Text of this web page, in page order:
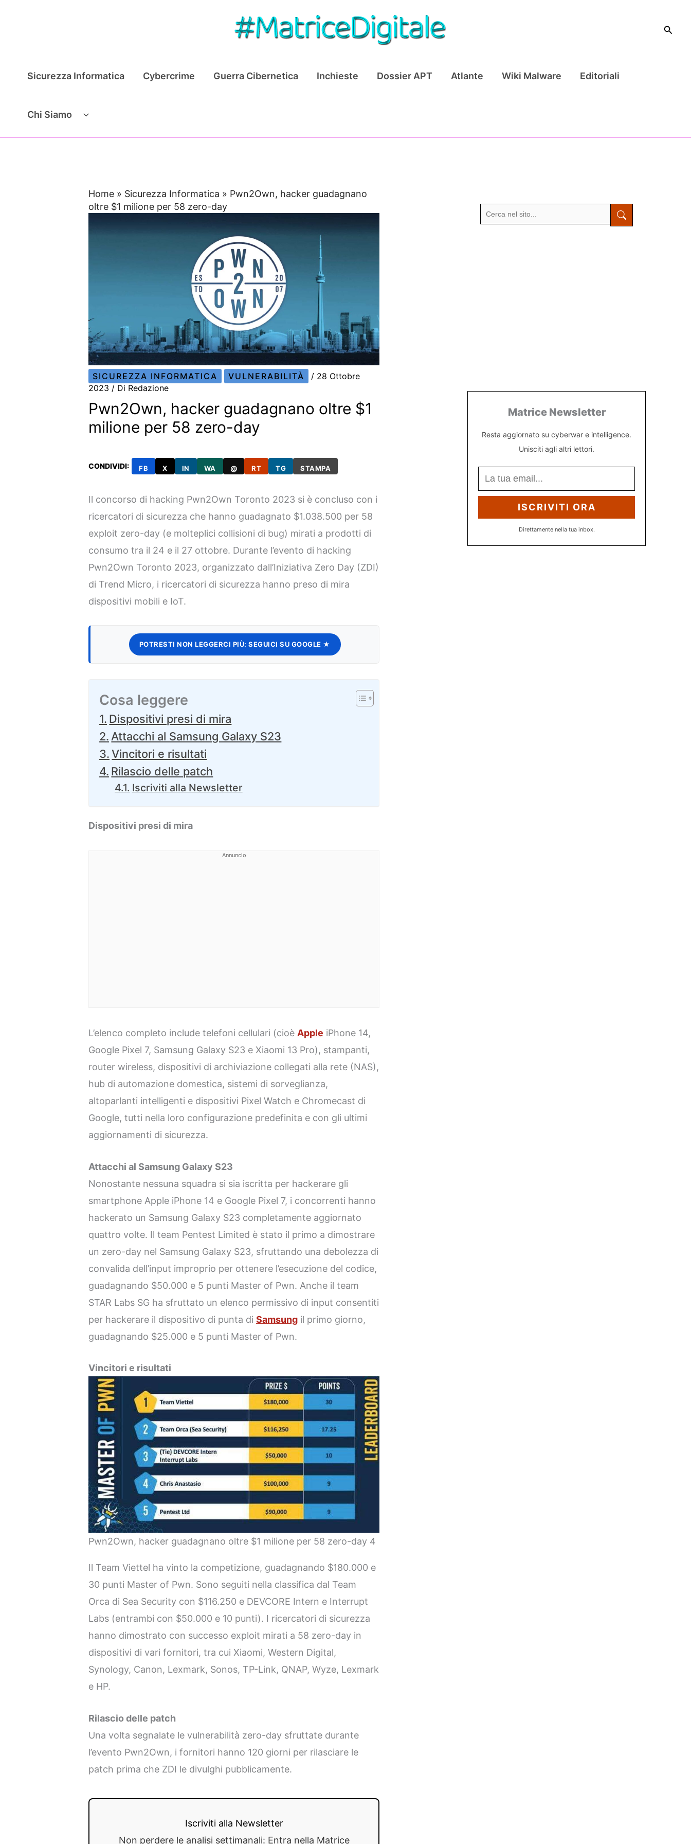
Cerca
Sicurezza Informatica Cybercrime Guerra Cibernetica Inchieste Dossier APT Atlante Wiki Malware Editoriali
Chi Siamo
Home » Sicurezza Informatica » Pwn2Own, hacker guadagnano
oltre $1 milione per 58 zero-day
SICUREZZA INFORMATICA VULNERABILITÀ / 28 Ottobre
2023 / Di Redazione
Pwn2Own, hacker guadagnano oltre $1
milione per 58 zero-day
CONDIVIDI: FB X IN WA @ RT TG STAMPA
Il concorso di hacking Pwn2Own Toronto 2023 si è concluso con i
ricercatori di sicurezza che hanno guadagnato $1.038.500 per 58
exploit zero-day (e molteplici collisioni di bug) mirati a prodotti di
consumo tra il 24 e il 27 ottobre. Durante l’evento di hacking
Pwn2Own Toronto 2023, organizzato dall’Iniziativa Zero Day (ZDI)
di Trend Micro, i ricercatori di sicurezza hanno preso di mira
dispositivi mobili e IoT.
POTRESTI NON LEGGERCI PIÙ: SEGUICI SU GOOGLE ★
Cosa leggere
Dispositivi presi di mira
Attacchi al Samsung Galaxy S23
Vincitori e risultati
Rilascio delle patch
Iscriviti alla Newsletter
Dispositivi presi di mira
Annuncio
L’elenco completo include telefoni cellulari (cioè Apple iPhone 14,
Google Pixel 7, Samsung Galaxy S23 e Xiaomi 13 Pro), stampanti,
router wireless, dispositivi di archiviazione collegati alla rete (NAS),
hub di automazione domestica, sistemi di sorveglianza,
altoparlanti intelligenti e dispositivi Pixel Watch e Chromecast di
Google, tutti nella loro configurazione predefinita e con gli ultimi
aggiornamenti di sicurezza.
Attacchi al Samsung Galaxy S23
Nonostante nessuna squadra si sia iscritta per hackerare gli
smartphone Apple iPhone 14 e Google Pixel 7, i concorrenti hanno
hackerato un Samsung Galaxy S23 completamente aggiornato
quattro volte. Il team Pentest Limited è stato il primo a dimostrare
un zero-day nel Samsung Galaxy S23, sfruttando una debolezza di
convalida dell’input improprio per ottenere l’esecuzione del codice,
guadagnando $50.000 e 5 punti Master of Pwn. Anche il team
STAR Labs SG ha sfruttato un elenco permissivo di input consentiti
per hackerare il dispositivo di punta diSamsung il primo giorno,
guadagnando $25.000 e 5 punti Master of Pwn.
Vincitori e risultati
Pwn2Own, hacker guadagnano oltre $1 milione per 58 zero-day 4
Il Team Viettel ha vinto la competizione, guadagnando $180.000 e
30 punti Master of Pwn. Sono seguiti nella classifica dal Team
Orca di Sea Security con $116.250 e DEVCORE Intern e Interrupt
Labs (entrambi con $50.000 e 10 punti). I ricercatori di sicurezza
hanno dimostrato con successo exploit mirati a 58 zero-day in
dispositivi di vari fornitori, tra cui Xiaomi, Western Digital,
Synology, Canon, Lexmark, Sonos, TP-Link, QNAP, Wyze, Lexmark
e HP.
Rilascio delle patch
Una volta segnalate le vulnerabilità zero-day sfruttate durante
l’evento Pwn2Own, i fornitori hanno 120 giorni per rilasciare le
patch prima che ZDI le divulghi pubblicamente.
Iscriviti alla Newsletter
Non perdere le analisi settimanali: Entra nella Matrice
Matrice Newsletter
Resta aggiornato su cyberwar e intelligence.
Unisciti agli altri lettori.
ISCRIVITI ORA
Direttamente nella tua inbox.